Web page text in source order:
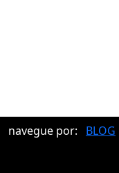
navegue por: BLOG